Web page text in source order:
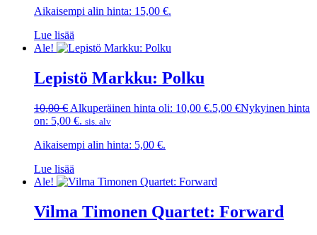
Aikaisempi alin hinta: 15,00 €.
Lue lisää
Ale!
Lepistö Markku: Polku
10,00€ Alkuperäinen hinta oli: 10,00 €.5,00 €Nykyinen hinta
on: 5,00 €. sis. alv
Aikaisempi alin hinta: 5,00 €.
Lue lisää
Ale!
Vilma Timonen Quartet: Forward